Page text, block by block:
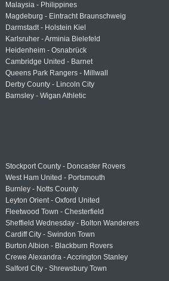
Malaysia - Philippines
Magdeburg - Eintracht Braunschweig
Darmstadt - Holstein Kiel
Karlsruher - Arminia Bielefeld
Heidenheim - Osnabrück
Cambridge United - Barnet
Queens Park Rangers - Millwall
Derby County - Lincoln City
Barnsley - Wigan Athletic
Stockport County - Doncaster Rovers
West Ham United - Portsmouth
Burnley - Notts County
Leyton Orient - Oxford United
Fleetwood Town - Chesterfield
Sheffield Wednesday - Bolton Wanderers
Cardiff City - Swindon Town
Burton Albion - Blackburn Rovers
Crewe Alexandra - Accrington Stanley
Salford City - Shrewsbury Town